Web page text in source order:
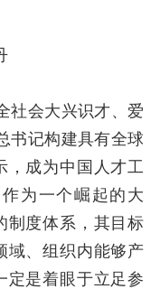
会大兴识才、爱
书记构建具有全球
，成为中国人才工
为一个崛起的大
制度体系，其目标
域、组织内能够产
定是着眼于立足参